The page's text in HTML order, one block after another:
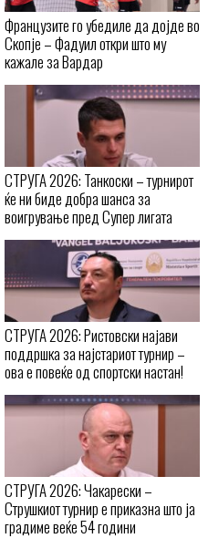
Французите го убедиле да дојде во
Скопје – Фадуил откри што му
кажале за Вардар
СТРУГА 2026: Танкоски – турнирот
ќе ни биде добра шанса за
воигрување пред Супер лигата
СТРУГА 2026: Ристовски најави
поддршка за најстариот турнир –
ова е повеќе од спортски настан!
СТРУГА 2026: Чакарески –
Струшкиот турнир е приказна што ја
градиме веќе 54 години